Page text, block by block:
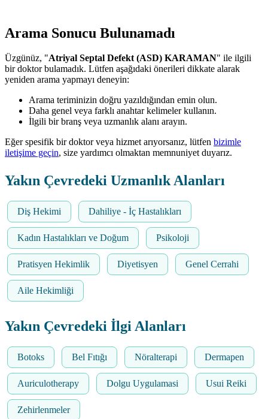
Arama Sonucu Bulunamadı
Üzgünüz, "Atriyal Septal Defekt (ASD) KARAMAN" ile ilgili
bir doktor bulamadık. Lütfen aşağıdaki önerileri dikkate alarak
yeniden arama yapmayı deneyin:
Arama teriminizin doğru yazıldığından emin olun.
Daha genel veya farklı anahtar kelimeler kullanın.
İlgili bir branş veya uzmanlık alanı arayın.
Eğer spesifik bir doktor veya hizmet arıyorsanız, lütfen bizimle
iletişime geçin, size yardımcı olmaktan memnuniyet duyarız.
Yakın Çevredeki Uzmanlık Alanları
Diş Hekimi Dahiliye - İç Hastalıkları
Kadın Hastalıkları ve Doğum Psikoloji
Pratisyen Hekimlik Diyetisyen Genel Cerrahi
Aile Hekimliği
Yakın Çevredeki İlgi Alanları
Botoks Bel Fıtığı Nöralterapi Dermapen
Auriculotherapy Dolgu Uygulamasi Usui Reiki
Zehirlenmeler